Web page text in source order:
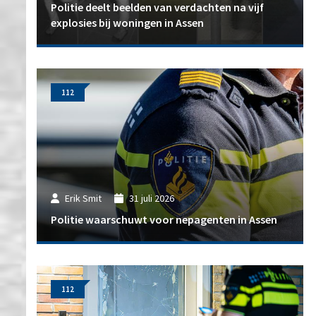
Politie deelt beelden van verdachten na vijf
explosies bij woningen in Assen
Erik Smit 31 juli 2026
Politie waarschuwt voor nepagenten in Assen
112
112